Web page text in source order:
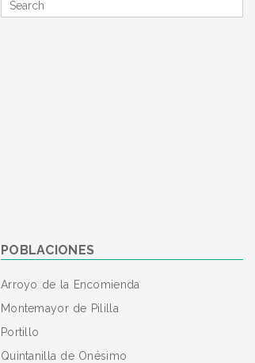
for
POBLACIONES
Arroyo de la Encomienda
Montemayor de Pililla
Portillo
Quintanilla de Onésimo